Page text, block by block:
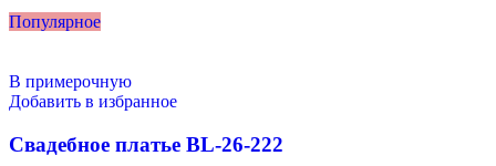
Популярное
В примерочную
Добавить в избранное
Свадебное платье BL-26-222